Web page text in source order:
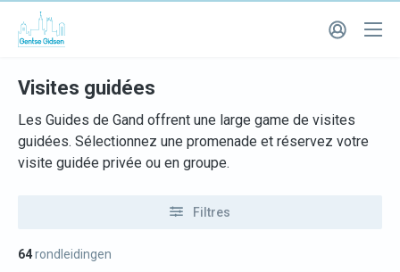
Visites guidées
Les Guides de Gand offrent une large game de visites
guidées. Sélectionnez une promenade et réservez votre
visite guidée privée ou en groupe.
Filtres
64rondleidingen